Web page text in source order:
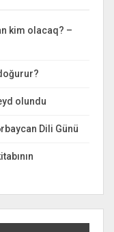
kim olacaq? –
olundu
Dili Günü